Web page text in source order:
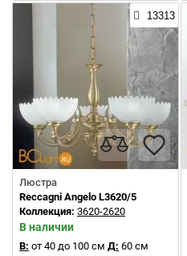
13313
Люстра
Reccagni Angelo L3620/5
Коллекция: 3620-2620
В наличии
В: от 40 до 100 см Д: 60 см